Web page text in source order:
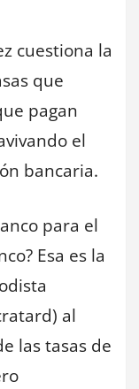
cuestiona la
que
pagan
el
bancaria.
para el
Esa es la
al
las tasas de